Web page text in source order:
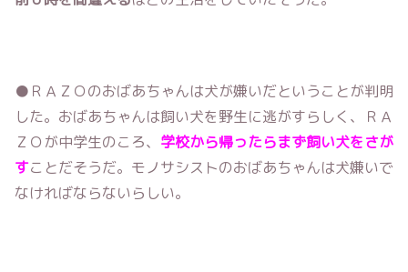
●ＲＡＺＯのおばあちゃんは犬が嫌いだということが判明
した。おばあちゃんは飼い犬を野生に逃がすらしく、ＲＡ
ＺＯが中学生のころ、 学校から帰ったらまず飼い犬をさが
すことだそうだ。モノサシストのおばあちゃんは犬嫌いで
なければならないらしい。